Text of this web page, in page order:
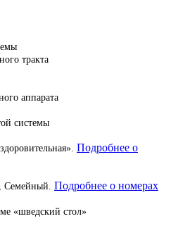
тракта
аппарата
системы
Подробнее о
Семейный. Подробнее о номерах
«шведский стол»